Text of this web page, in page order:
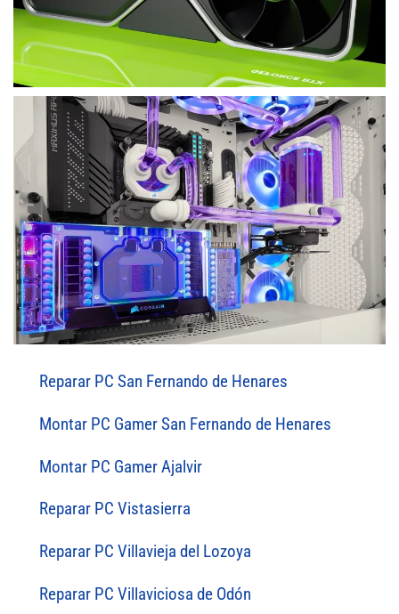
Reparar PC San Fernando de Henares
Montar PC Gamer San Fernando de Henares
Montar PC Gamer Ajalvir
Reparar PC Vistasierra
Reparar PC Villavieja del Lozoya
Reparar PC Villaviciosa de Odón